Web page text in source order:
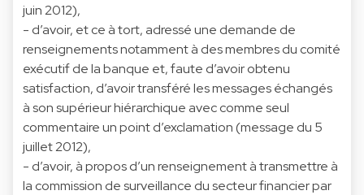
juin 2012),
- d’avoir, et ce à tort, adressé une demande de
renseignements notamment à des membres du comité
exécutif de la banque et, faute d’avoir obtenu
satisfaction, d’avoir transféré les messages échangés
à son supérieur hiérarchique avec comme seul
commentaire un point d’exclamation (message du 5
juillet 2012),
- d’avoir, à propos d’un renseignement à transmettre à
la commission de surveillance du secteur financier par